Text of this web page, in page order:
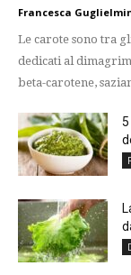
Francesca
Le carote sono tra
dedicati al
beta-carotene,